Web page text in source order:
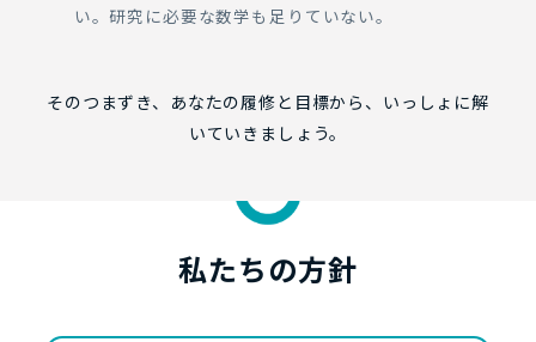
い。研究に必要な数学も足りていない。
そのつまずき、あなたの履修と目標から、いっしょに解
いていきましょう。
私たちの方針